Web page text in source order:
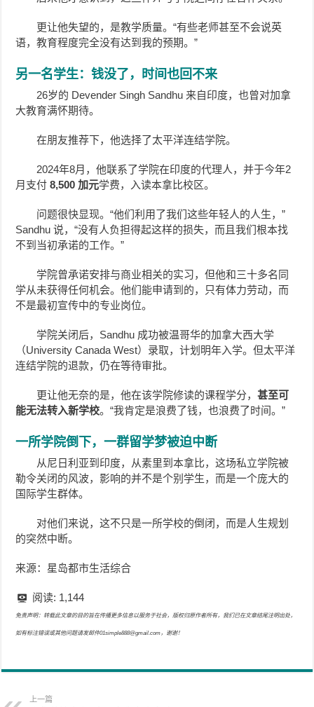
更让他失望的，是教学质量。“有些老师甚至不会说英
语，教育程度完全没有达到我的预期。”
另一名学生：钱没了，时间也回不来
26岁的 Devender Singh Sandhu 来自印度，也曾对加拿
大教育满怀期待。
在朋友推荐下，他选择了太平洋连结学院。
2024年8月，他联系了学院在印度的代理人，并于今年2
月支付8,500 加元学费，入读本拿比校区。
问题很快显现。“他们利用了我们这些年轻人的人生，”
Sandhu 说，“没有人负担得起这样的损失，而且我们根本找
不到当初承诺的工作。”
学院曾承诺安排与商业相关的实习，但他和三十多名同
学从未获得任何机会。他们能申请到的，只有体力劳动，而
不是最初宣传中的专业岗位。
学院关闭后，Sandhu 成功被温哥华的加拿大西大学
（University Canada West）录取，计划明年入学。但太平洋
连结学院的退款，仍在等待审批。
更让他无奈的是，他在该学院修读的课程学分，甚至可
能无法转入新学校。“我肯定是浪费了钱，也浪费了时间。”
一所学院倒下，一群留学梦被迫中断
从尼日利亚到印度，从素里到本拿比，这场私立学院被
勒令关闭的风波，影响的并不是个别学生，而是一个庞大的
国际学生群体。
对他们来说，这不只是一所学校的倒闭，而是人生规划
的突然中断。
来源：星岛都市生活综合
阅读: 1,144
免责声明：转载此文章的目的旨在传播更多信息以服务于社会，版权归原作者所有，我们已在文章结尾注明出处，
如有标注错误或其他问题请发邮件01simple888@gmail.com，谢谢！
上一篇